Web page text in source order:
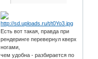
Есть вот такая, правда при
рендеринге перевернул кверх
ногами,
чем удобна - разбирается по